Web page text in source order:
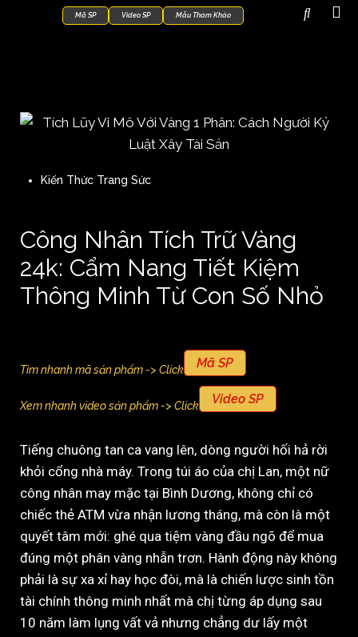
Mã SP Video SP Mẫu Tham Khảo
Kiến Thức Trang Sức
Công Nhân Tích Trữ Vàng
24k: Cẩm Nang Tiết Kiệm
Thông Minh Từ Con Số Nhỏ
Tìm nhanh mã sản phẩm -> Click Mã SP
Xem nhanh video sản phẩm -> Click Video SP
Tiếng chuông tan ca vang lên, dòng người hối hả rời
khỏi cổng nhà máy. Trong túi áo của chị Lan, một nữ
công nhân may mặc tại Bình Dương, không chỉ có
chiếc thẻ ATM vừa nhận lương tháng, mà còn là một
quyết tâm mới: ghé qua tiệm vàng đầu ngõ để mua
đúng một phân vàng nhẫn trơn. Hành động này không
phải là sự xa xỉ hay học đòi, mà là chiến lược sinh tồn
tài chính thông minh nhất mà chị từng áp dụng sau
10 năm làm lụng vất vả nhưng chẳng dư lấy một